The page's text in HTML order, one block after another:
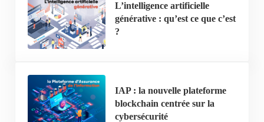
L’intelligence artificielle
générative : qu’est ce que c’est
?
IAP : la nouvelle plateforme
blockchain centrée sur la
cybersécurité